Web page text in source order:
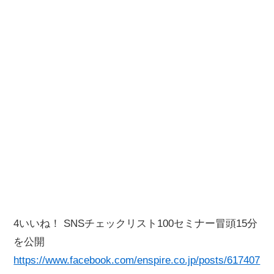
4いいね！ SNSチェックリスト100セミナー冒頭15分
を公開
https://www.facebook.com/enspire.co.jp/posts/617407